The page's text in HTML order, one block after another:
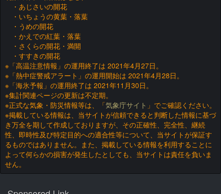
・あじさいの開花
・いちょうの黄葉・落葉
・うめの開花
・かえでの紅葉・落葉
・さくらの開花・満開
・すすきの開花
※「高温注意情報」の運用終了は 2021年4月27日。
※「熱中症警戒アラート」の運用開始は 2021年4月28日。
※「海氷予報」の運用終了は 2021年11月30日。
※集計関連ページの更新は不定期。
※正式な気象・防災情報等は、「気象庁サイト 」でご確認ください。
※掲載している情報は、当サイトが信頼できると判断した情報に基づ
き万全を期して作成しておりますが、その正確性、完全性、継続
性、即時性及び特定目的への適合性等について、当サイトが保証す
るものではありません。また、掲載している情報を利用することに
よって何らかの損害が発生したとしても、当サイトは責任を負いま
せん。